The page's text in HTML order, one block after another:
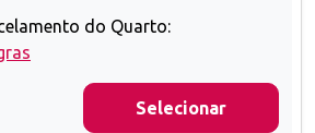
do Quarto:
Selecionar